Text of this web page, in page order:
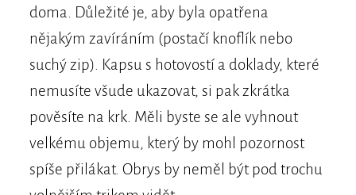
doma. Důležité je, aby byla opatřena
nějakým zavíráním (postačí knoflík nebo
suchý zip). Kapsu s hotovostí a doklady, které
nemusíte všude ukazovat, si pak zkrátka
pověsíte na krk. Měli byste se ale vyhnout
velkému objemu, který by mohl pozornost
spíše přilákat. Obrys by neměl být pod trochu